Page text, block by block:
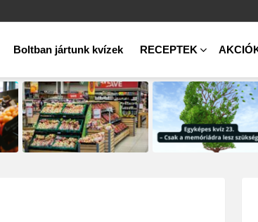
Boltban jártunk kvízek RECEPTEK